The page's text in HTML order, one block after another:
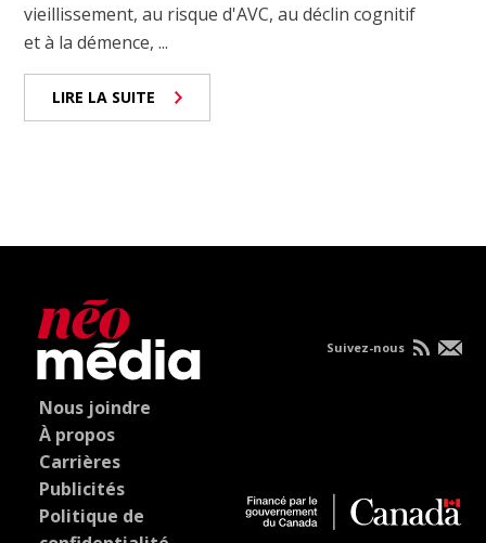
vieillissement, au risque d'AVC, au déclin cognitif
et à la démence, ...
LIRE LA SUITE
Nous joindre
À propos
Carrières
Publicités
Politique de
Suivez-nous